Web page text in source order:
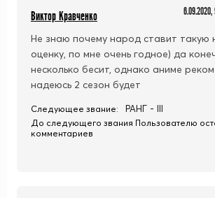
Виктор Кравченко
Не знаю почему народ ставит такую
оценку, по мне очень годное) да
несколько бесит, однако аниме
надеюсь 2 сезон будет
Следующее звание: РАНГ - III
До следующего звания Пользователю
комментариев